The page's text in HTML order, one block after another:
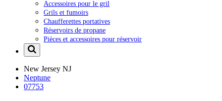
Accessoires pour le gril
Grils et fumoirs
Chaufferettes portatives
Réservoirs de propane
Pièces et accessoires pour réservoir
New Jersey NJ
Neptune
07753